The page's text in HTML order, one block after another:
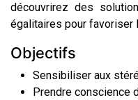
découvrirez des
égalitaires pour favoriser
Objectifs
Sensibiliser aux
Prendre conscience